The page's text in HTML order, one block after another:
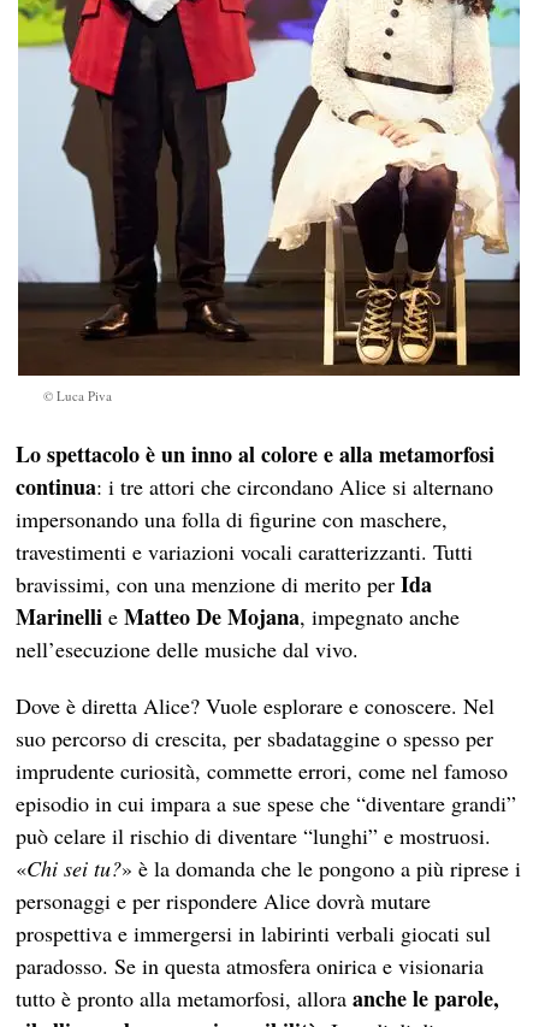
© Luca Piva
Lo spettacolo è un inno al colore e alla metamorfosi
continua: i tre attori che circondano Alice si alternano
impersonando una folla di figurine con maschere,
travestimenti e variazioni vocali caratterizzanti. Tutti
bravissimi, con una menzione di merito perIda
Marinelli eMatteo De Mojana, impegnato anche
nell’esecuzione delle musiche dal vivo.
Dove è diretta Alice? Vuole esplorare e conoscere. Nel
suo percorso di crescita, per sbadataggine o spesso per
imprudente curiosità, commette errori, come nel famoso
episodio in cui impara a sue spese che “diventare grandi”
può celare il rischio di diventare “lunghi” e mostruosi.
«Chi sei tu?» è la domanda che le pongono a più riprese i
personaggi e per rispondere Alice dovrà mutare
prospettiva e immergersi in labirinti verbali giocati sul
paradosso. Se in questa atmosfera onirica e visionaria
tutto è pronto alla metamorfosi, alloraanche le parole,